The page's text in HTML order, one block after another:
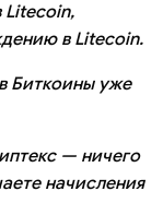
Litecoin,
в Litecoin.
Биткоины уже
— ничего
начисления